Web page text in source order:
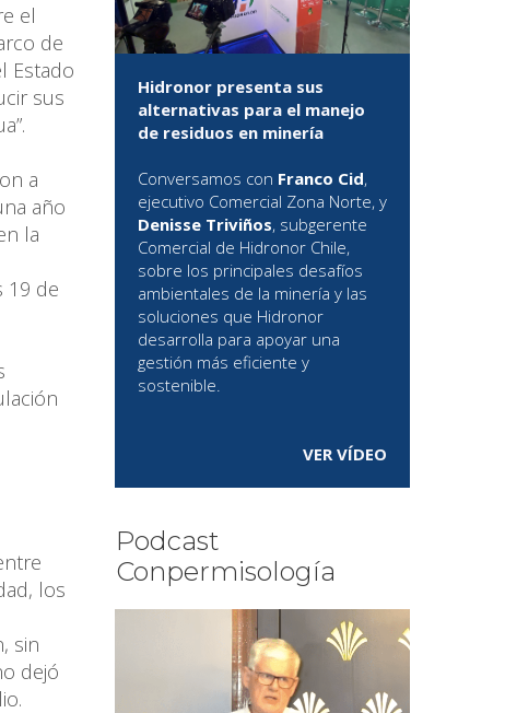
el
de
Estado
sus
a
año
la
19 de
los
sin
dejó
Hidronor presenta sus
alternativas para el manejo
de residuos en minería
Conversamos con Franco Cid,
ejecutivo Comercial Zona Norte, y
Denisse Triviños, subgerente
Comercial de Hidronor Chile,
sobre los principales desafíos
ambientales de la minería y las
soluciones que Hidronor
desarrolla para apoyar una
gestión más eficiente y
sostenible.
VER VÍDEO
Podcast
Conpermisología